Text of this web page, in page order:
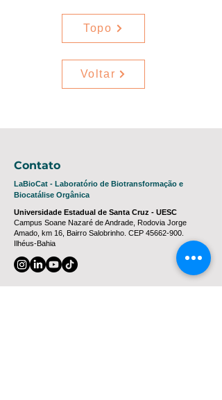
Topo
Voltar
Contato
LaBioCat - Laboratório de Biotransformação e
Biocatálise Orgânica
Universidade Estadual de Santa Cruz - UESC
Campus Soane Nazaré de Andrade, Rodovia Jorge
Amado, km 16, Bairro Salobrinho. CEP 45662-900
Ilhéus-Bahia